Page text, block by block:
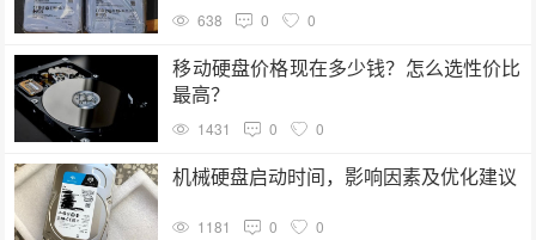
638 0 0
移动硬盘价格现在多少钱？怎么选性价比
最高？
1431 0 0
机械硬盘启动时间，影响因素及优化建议
1181 0 0